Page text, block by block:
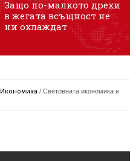
Защо по-малкото дрехи
в жегата всъщност не
ни охлаждат
Икономика / Световната икономика е